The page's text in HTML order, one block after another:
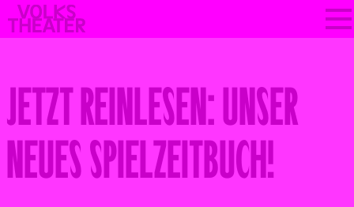
Skip
to
content
VOLKSTHEATER
WIEN
JETZT REINLESEN: UNSER
NEUES SPIELZEITBUCH!